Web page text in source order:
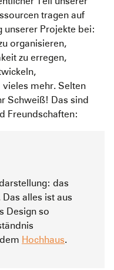
tragen auf
unserer Projekte bei:
organisieren,
zu erregen,
mehr. Selten
Schweiß! Das sind
Freundschaften:
das
Das alles ist aus
Design so
Hochhaus.